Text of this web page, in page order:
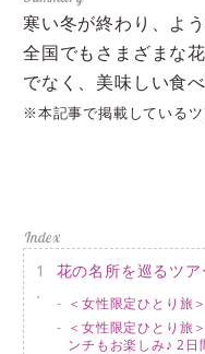
寒い冬が終わり、よ
全国でもさまざまな
でなく、美味しい食
※本記事で掲載している
花の名所を巡るツア
＜女性限定ひとり旅
＜女性限定ひとり旅
ンチもお楽しみ♪ 2日